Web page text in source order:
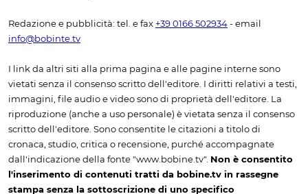
Redazione e pubblicità: tel. e fax +39 0166 502934 - email
info@bobinte.tv
I link da altri siti alla prima pagina e alle pagine interne sono
vietati senza il consenso scritto dell'editore. I diritti relativi a testi,
immagini, file audio e video sono di proprietà dell'editore. La
riproduzione (anche a uso personale) è vietata senza il consenso
scritto dell'editore. Sono consentite le citazioni a titolo di
cronaca, studio, critica o recensione, purché accompagnate
dall'indicazione della fonte "www.bobine.tv". Non è consentito
l'inserimento di contenuti tratti da bobine.tv in rassegne
stampa senza la sottoscrizione di uno specifico